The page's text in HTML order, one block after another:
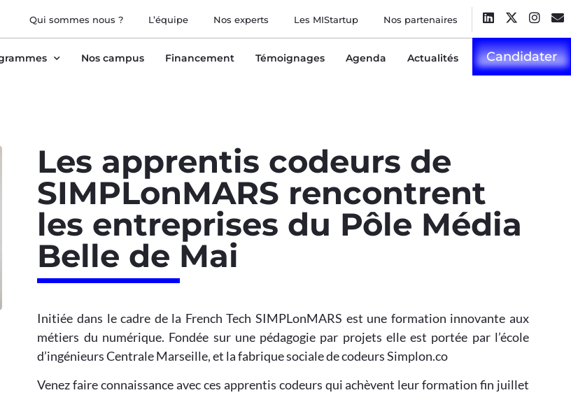
Qui sommes nous ? L’équipe Nos experts Les MIStartup Nos partenaires
Nos campus Financement Témoignages Agenda Actualités Candidater
Les apprentis codeurs de
SIMPLonMARS rencontrent
les entreprises du Pôle Média
Belle de Mai
Initiée dans le cadre de la French Tech SIMPLonMARS est une formation innovante aux
métiers du numérique. Fondée sur une pédagogie par projets elle est portée par l’école
d’ingénieurs Centrale Marseille, et la fabrique sociale de codeurs Simplon.co
Venez faire connaissance avec ces apprentis codeurs qui achèvent leur formation fin juillet